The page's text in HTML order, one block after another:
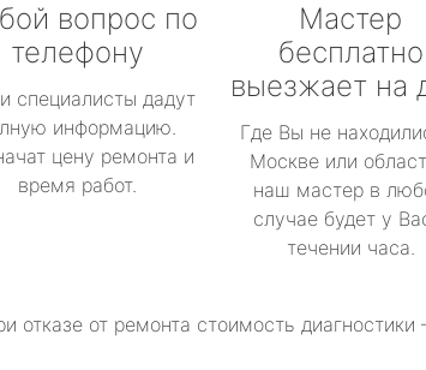
вопрос по
телефону
специалисты дадут
информацию.
цену ремонта и
время работ.
Мастер
бесплатно
выезжает на
Где Вы не
Москве или
наш мастер в
случае будет у
течении часа.
отказе от ремонта стоимость диагностики